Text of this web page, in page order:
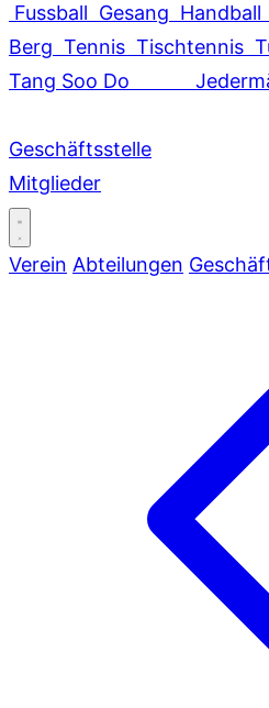
Fussball Gesang Handball
Berg Tennis Tischtennis
Tang Soo Do
Geschäftsstelle
Mitglieder
Verein Abteilungen